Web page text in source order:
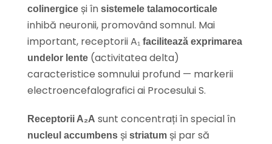
colinergice și în sistemele talamocorticale
inhibă neuronii, promovând somnul. Mai
important, receptorii A₁ facilitează exprimarea
undelor lente (activitatea delta)
caracteristice somnului profund — markerii
electroencefalografici ai Procesului S.
Receptorii A₂A sunt concentrați în special în
nucleul accumbens și striatum și par să